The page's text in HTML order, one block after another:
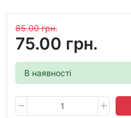
85.00 грн.
75.00 грн.
В наявності